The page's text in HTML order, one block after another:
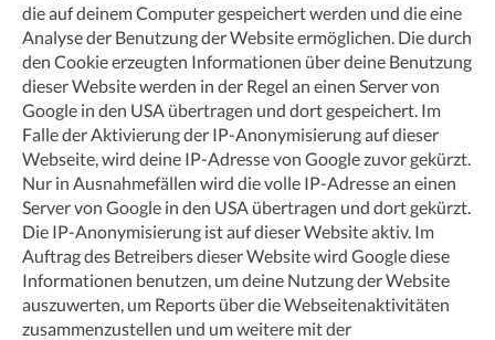
die auf deinem Computer gespeichert werden und die eine
Analyse der Benutzung der Website ermöglichen. Die durch
den Cookie erzeugten Informationen über deine Benutzung
dieser Website werden in der Regel an einen Server von
Google in den USA übertragen und dort gespeichert. Im
Falle der Aktivierung der IP-Anonymisierung auf dieser
Webseite, wird deine IP-Adresse von Google zuvor gekürzt.
Nur in Ausnahmefällen wird die volle IP-Adresse an einen
Server von Google in den USA übertragen und dort gekürzt.
Die IP-Anonymisierung ist auf dieser Website aktiv. Im
Auftrag des Betreibers dieser Website wird Google diese
Informationen benutzen, um deine Nutzung der Website
auszuwerten, um Reports über die Webseitenaktivitäten
zusammenzustellen und um weitere mit der